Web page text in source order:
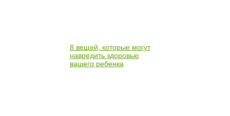
8 вещей, которые могут
навредить здоровью
вашего ребенка